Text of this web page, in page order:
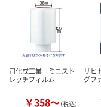
カ
司化成工業 ミニスト
レッチフィルム
￥358～（税込）
リヒ
グフ